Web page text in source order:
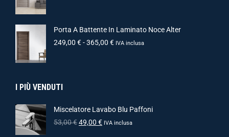
Porta A Battente In Laminato Noce Alter
249,00 €-365,00 € IVA inclusa
I PIÙ VENDUTI
Miscelatore Lavabo Blu Paffoni
53,00€49,00 € IVA inclusa